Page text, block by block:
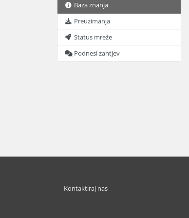
Baza znanja
Preuzimanja
Status mreže
Podnesi zahtjev
Kontaktiraj nas